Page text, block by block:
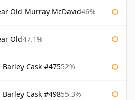
Old Murray McDavid46%
Old47.1%
Cask #47552%
Cask #49855.3%